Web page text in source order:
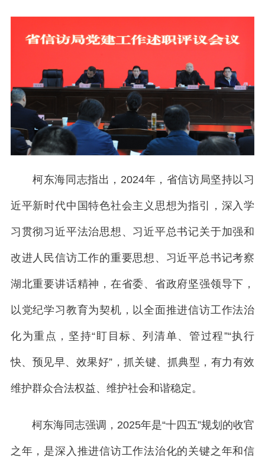
柯东海同志指出，2024年，省信访局坚持以习
近平新时代中国特色社会主义思想为指引，深入学
习贯彻习近平法治思想、习近平总书记关于加强和
改进人民信访工作的重要思想、习近平总书记考察
湖北重要讲话精神，在省委、省政府坚强领导下，
以党纪学习教育为契机，以全面推进信访工作法治
化为重点，坚持“盯目标、列清单、管过程”“执行
快、预见早、效果好”，抓关键、抓典型，有力有效
维护群众合法权益、维护社会和谐稳定。
柯东海同志强调，2025年是“十四五”规划的收官
之年，是深入推进信访工作法治化的关键之年和信